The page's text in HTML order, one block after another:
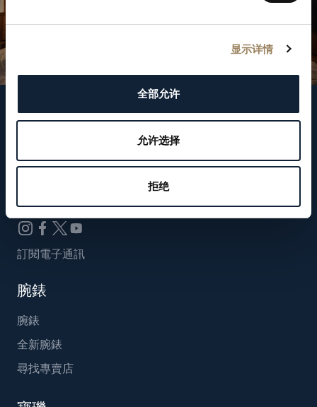
显示详情
全部允许
允许选择
拒绝
關注我們
WeChat ID
Breguet_China
訂閱電子通訊
腕錶
腕錶
全新腕錶
尋找專賣店